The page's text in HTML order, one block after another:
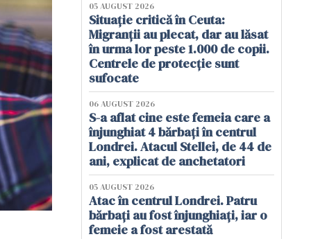
05 AUGUST 2026
Situație critică în Ceuta:
Migranții au plecat, dar au lăsat
în urma lor peste 1.000 de copii.
Centrele de protecție sunt
sufocate
06 AUGUST 2026
S-a aflat cine este femeia care a
înjunghiat 4 bărbați în centrul
Londrei. Atacul Stellei, de 44 de
ani, explicat de anchetatori
05 AUGUST 2026
Atac în centrul Londrei. Patru
bărbați au fost înjunghiați, iar o
femeie a fost arestată